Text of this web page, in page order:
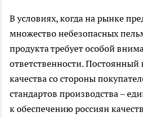
В условиях, когда на рынке
множество небезопасных
продукта требует особой
ответственности. Постоянный
качества со стороны
стандартов производства –
к обеспечению россиян